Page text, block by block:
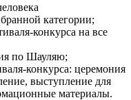
категории;
конкурса на все
по Шауляю;
конкурса: церемония
выступление для
материалы.